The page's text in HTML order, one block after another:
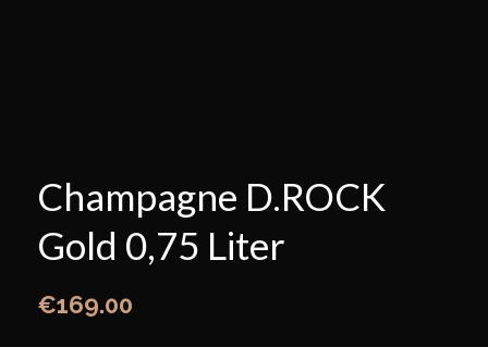
Champagne D.ROCK
Gold 0,75 Liter
€169.00